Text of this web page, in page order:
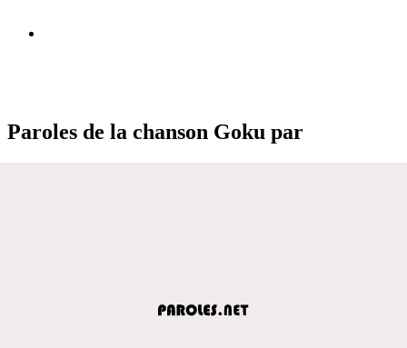
Paroles de la chanson Goku par